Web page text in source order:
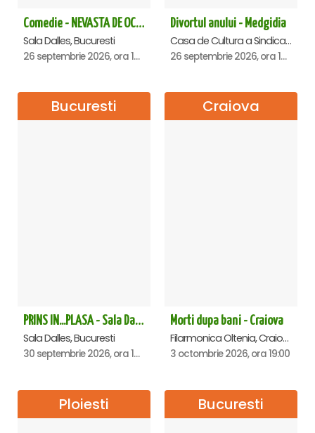
Comedie - NEVASTA DE OCAZIE !!!
Sala Dalles, Bucuresti
26 septembrie 2026, ora 19:00
Divortul anului - Medgidia
Casa de Cultura a Sindicatelor Lucian Grigorescu, Medgidia
26 septembrie 2026, ora 19:00
Bucuresti
PRINS IN...PLASA - Sala Dalles
Sala Dalles, Bucuresti
30 septembrie 2026, ora 19:30
Craiova
Morti dupa bani - Craiova
Filarmonica Oltenia, Craiova
3 octombrie 2026, ora 19:00
Ploiesti Bucuresti